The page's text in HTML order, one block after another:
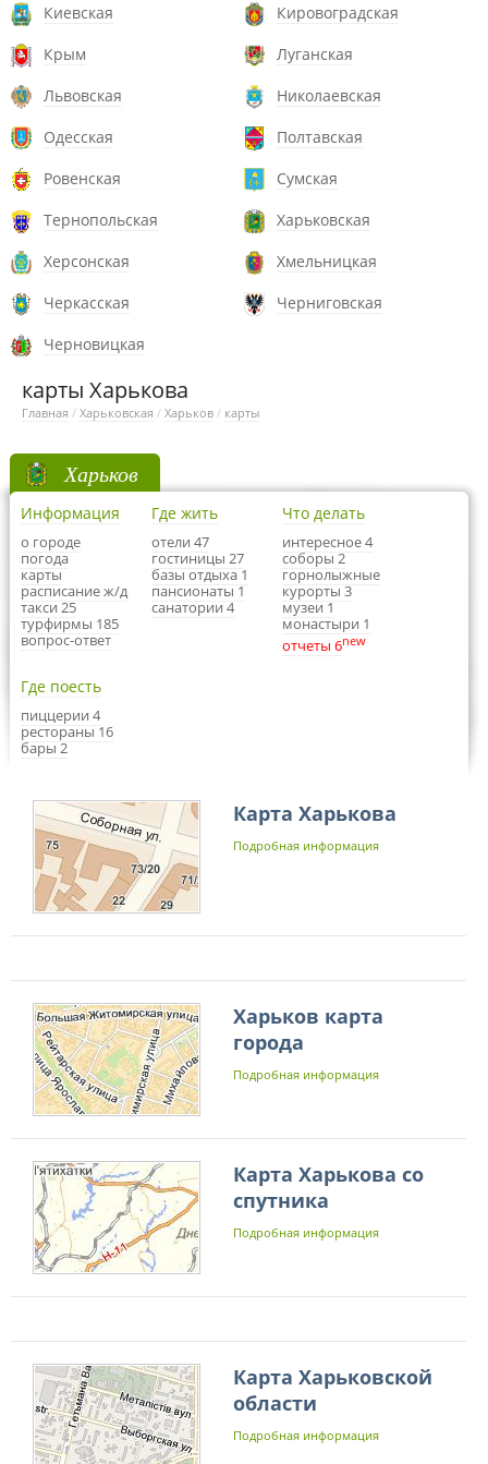
Киевская
Кировоградская
Крым
Луганская
Львовская
Николаевская
Одесская
Полтавская
Ровенская
Сумская
Тернопольская
Харьковская
Херсонская
Хмельницкая
Черкасская
Черниговская
Черновицкая
карты Харькова
Главная / Харьковская / Харьков / карты
Харьков
Информация
о городе
погода
карты
расписание ж/д
такси 25
турфирмы 185
вопрос-ответ
Где жить
отели 47
гостиницы 27
базы отдыха 1
пансионаты 1
санатории 4
Что делать
интересное 4
соборы 2
горнолыжные
курорты 3
музеи 1
монастыри 1
отчеты 6new
Где поесть
пиццерии 4
рестораны 16
бары 2
Карта Харькова
Подробная информация
Харьков карта
города
Подробная информация
Карта Харькова со
спутника
Подробная информация
Карта Харьковской
области
Подробная информация